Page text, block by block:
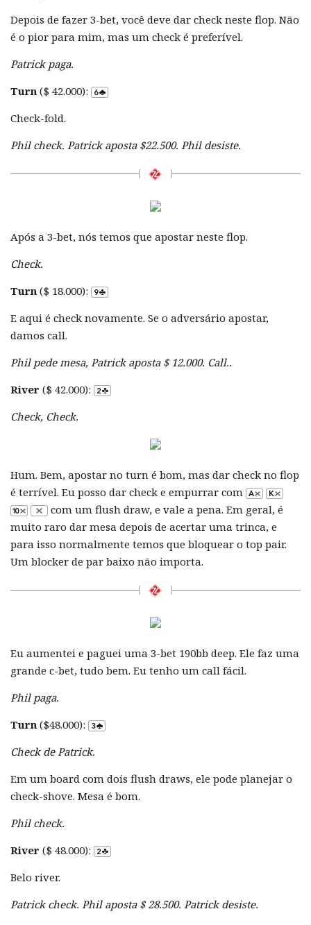
Depois de fazer 3-bet, você deve dar check neste flop. Não
é o pior para mim, mas um check é preferível.
Patrick paga.
Turn ($ 42.000):
Check-fold.
Phil check. Patrick aposta $22.500. Phil desiste.
Após a 3-bet, nós temos que apostar neste flop.
Check.
Turn ($ 18.000):
E aqui é check novamente. Se o adversário apostar,
damos call.
Phil pede mesa, Patrick aposta $ 12.000. Call..
River ($ 42.000):
Check, Check.
Hum. Bem, apostar no turn é bom, mas dar check no flop
é terrível. Eu posso dar check e empurrar com
com um flush draw, e vale a pena. Em geral, é
muito raro dar mesa depois de acertar uma trinca, e
para isso normalmente temos que bloquear o top pair.
Um blocker de par baixo não importa.
Eu aumentei e paguei uma 3-bet 190bb deep. Ele faz uma
grande c-bet, tudo bem. Eu tenho um call fácil.
Phil paga.
Turn ($48.000):
Check de Patrick.
Em um board com dois flush draws, ele pode planejar o
check-shove. Mesa é bom.
Phil check.
River ($ 48.000):
Belo river.
Patrick check. Phil aposta $ 28.500. Patrick desiste.